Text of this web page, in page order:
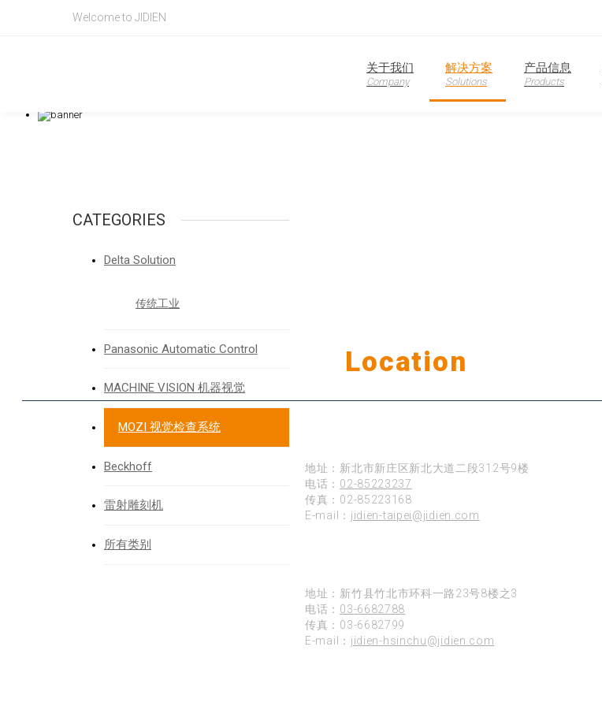
Welcome to JIDIEN
关于我们
Company
解决方案
Solutions
产品信息
Products
CATEGORIES
Delta Solution
传统工业
Panasonic Automatic Control
MACHINE VISION 机器视觉
MOZI 视觉检查系统
Beckhoff
雷射雕刻机
所有类别
Location
地址：新北市新庄区新北大道二段312号9楼
电话： 02-85223237
传真：02-85223168
E-mail： jidien-taipei@jidien.com
地址：新竹县竹北市环科一路23号8楼之3
电话： 03-6682788
传真：03-6682799
E-mail： jidien-hsinchu@jidien.com